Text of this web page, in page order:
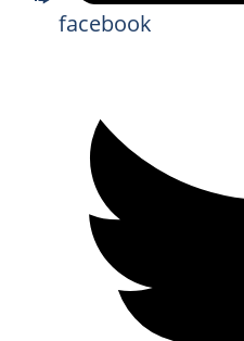
facebook